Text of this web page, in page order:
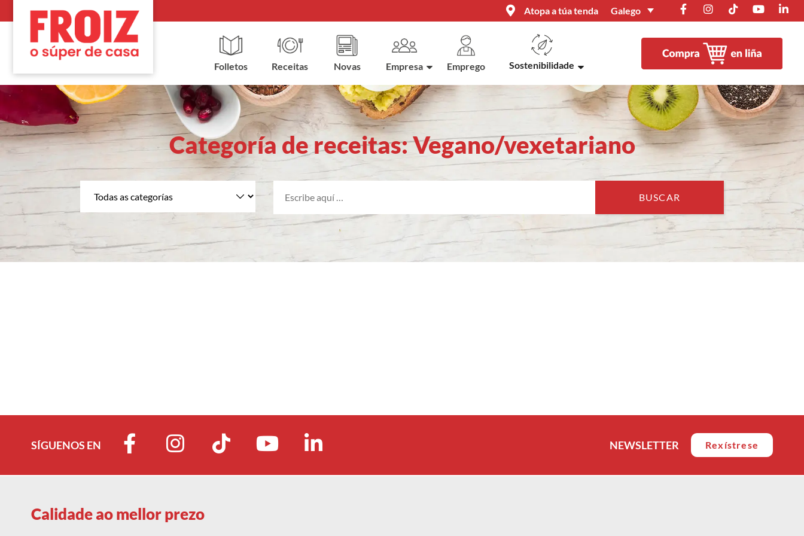
Atopa a túa tenda Galego
Folletos Receitas Novas Empresa Emprego Sostenibilidade
Categoría de receitas: Vegano/vexetariano
SÍGUENOS EN NEWSLETTER Rexístrese
Calidade ao mellor prezo